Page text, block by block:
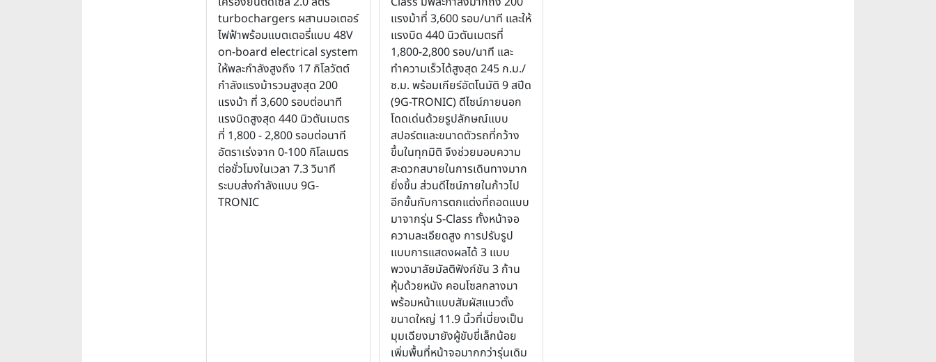
turbochargers ผสานมอเตอร์
ไฟฟ้าพร้อมแบตเตอรี่แบบ 48V
on-board electrical system
ให้พละกำลังสูงถึง 17 กิโลวัตต์
กำลังแรงม้ารวมสูงสุด 200
แรงม้า ที่ 3,600 รอบต่อนาที
แรงบิดสูงสุด 440 นิวตันเมตร
ที่ 1,800 - 2,800 รอบต่อนาที
อัตราเร่งจาก 0-100 กิโลเมตร
ต่อชั่วโมงในเวลา 7.3 วินาที
ระบบส่งกำลังแบบ 9G-
TRONIC
แรงม้าที่ 3,600 รอบ/นาที และให้
แรงบิด 440 นิวตันเมตรที่
1,800-2,800 รอบ/นาที และ
ทำความเร็วได้สูงสุด 245 ก.ม./
ช.ม. พร้อมเกียร์อัตโนมัติ 9 สปีด
(9G-TRONIC) ดีไซน์ภายนอก
โดดเด่นด้วยรูปลักษณ์แบบ
สปอร์ตและขนาดตัวรถที่กว้าง
ขึ้นในทุกมิติ จึงช่วยมอบความ
สะดวกสบายในการเดินทางมาก
ยิ่งขึ้น ส่วนดีไซน์ภายในก้าวไป
อีกขั้นกับการตกแต่งที่ถอดแบบ
มาจากรุ่น S-Class ทั้งหน้าจอ
ความละเอียดสูง การปรับรูป
แบบการแสดงผลได้ 3 แบบ
พวงมาลัยมัลติฟังก์ชัน 3 ก้าน
หุ้มด้วยหนัง คอนโซลกลางมา
พร้อมหน้าแบบสัมผัสแนวตั้ง
ขนาดใหญ่ 11.9 นิ้วที่เบี่ยงเป็น
มุมเฉียงมายังผู้ขับขี่เล็กน้อย
เพิ่มพื้นที่หน้าจอมากกว่ารุ่นเดิม